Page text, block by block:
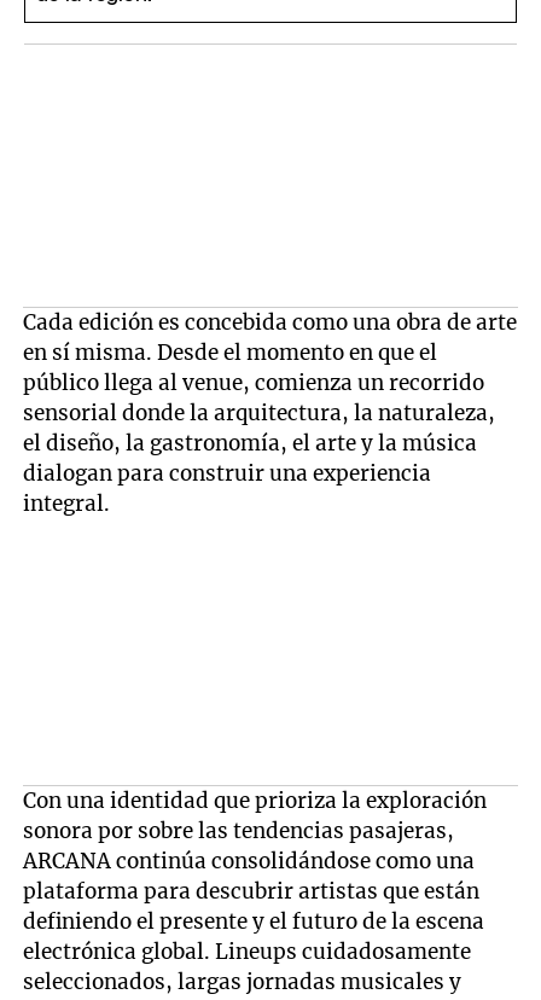
Cada edición es concebida como una obra de arte
en sí misma. Desde el momento en que el
público llega al venue, comienza un recorrido
sensorial donde la arquitectura, la naturaleza,
el diseño, la gastronomía, el arte y la música
dialogan para construir una experiencia
integral.
Con una identidad que prioriza la exploración
sonora por sobre las tendencias pasajeras,
ARCANA continúa consolidándose como una
plataforma para descubrir artistas que están
definiendo el presente y el futuro de la escena
electrónica global. Lineups cuidadosamente
seleccionados, largas jornadas musicales y